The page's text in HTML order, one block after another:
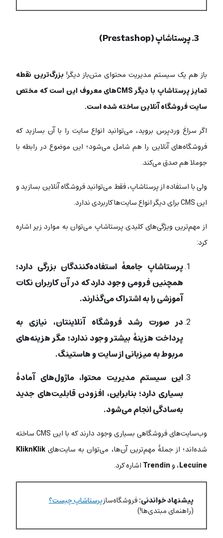
3. پرستاشاپ (Prestashop)
باز هم یک سیستم مدیریت محتوای متن‌باز دیگر! بزرگ‌ترین نقطه
تمایز پرستاشاپ با دیگر CMSهای معروف این است که مختص
سایت فروشگاه آنلاین ساخته شده است.
اگر سراغ وردپرس بروید، می‌توانید انواع سایت را با آن بسازید که
فروشگاه‌های آنلاین را هم شامل می‌شود؛ این موضوع در رابطه با
جوملا هم صدق می‌کند.
ولی با استفاده از پرستاشاپ، فقط می‌توانید فروشگاه آنلاین بسازید و
این CMS برای دیگر انواع سایت‌ها کاربردی ندارد.
از مهم‌ترین ویژگی‌های کلیدی پرستاشاپ می‌توان به موارد زیر اشاره
کرد:
پرستاشاپ جامعۀ استفاده‌کنندگان بزرگی دارد؛
همچنین فرومی وجود دارد که در آن کاربران نکات
آموزشی را به اشتراک می‌گذارند.
در صورت رشد فروشگاه آنلاینتان، نیازی به
پرداخت هزینۀ بیشتر وجود ندارد؛ مگر هزینه‌های
مربوط به میزبانی از سایت و هاستینگ.
این سیستم مدیریت محتوا، ماژول‌های آمادۀ
بسیاری دارد؛ بنابراین، افزودن قابلیت‌های جدید
به‌سادگی انجام می‌شود.
وب‌سایت‌های فروشگاهی بسیاری وجود دارند که با این CMS ساخته‌
شده‌اند؛ از جملۀ مهم‌ترین آن‌ها، می‌توان به سایت‌هایKliknKlik
،Lecuine وTrendinاشاره کرد.
پیشنهاد خواندنی:فروشگاه‌سازپرستاشاپ چیست؟
(راهنمای مبتدی‌ها!)